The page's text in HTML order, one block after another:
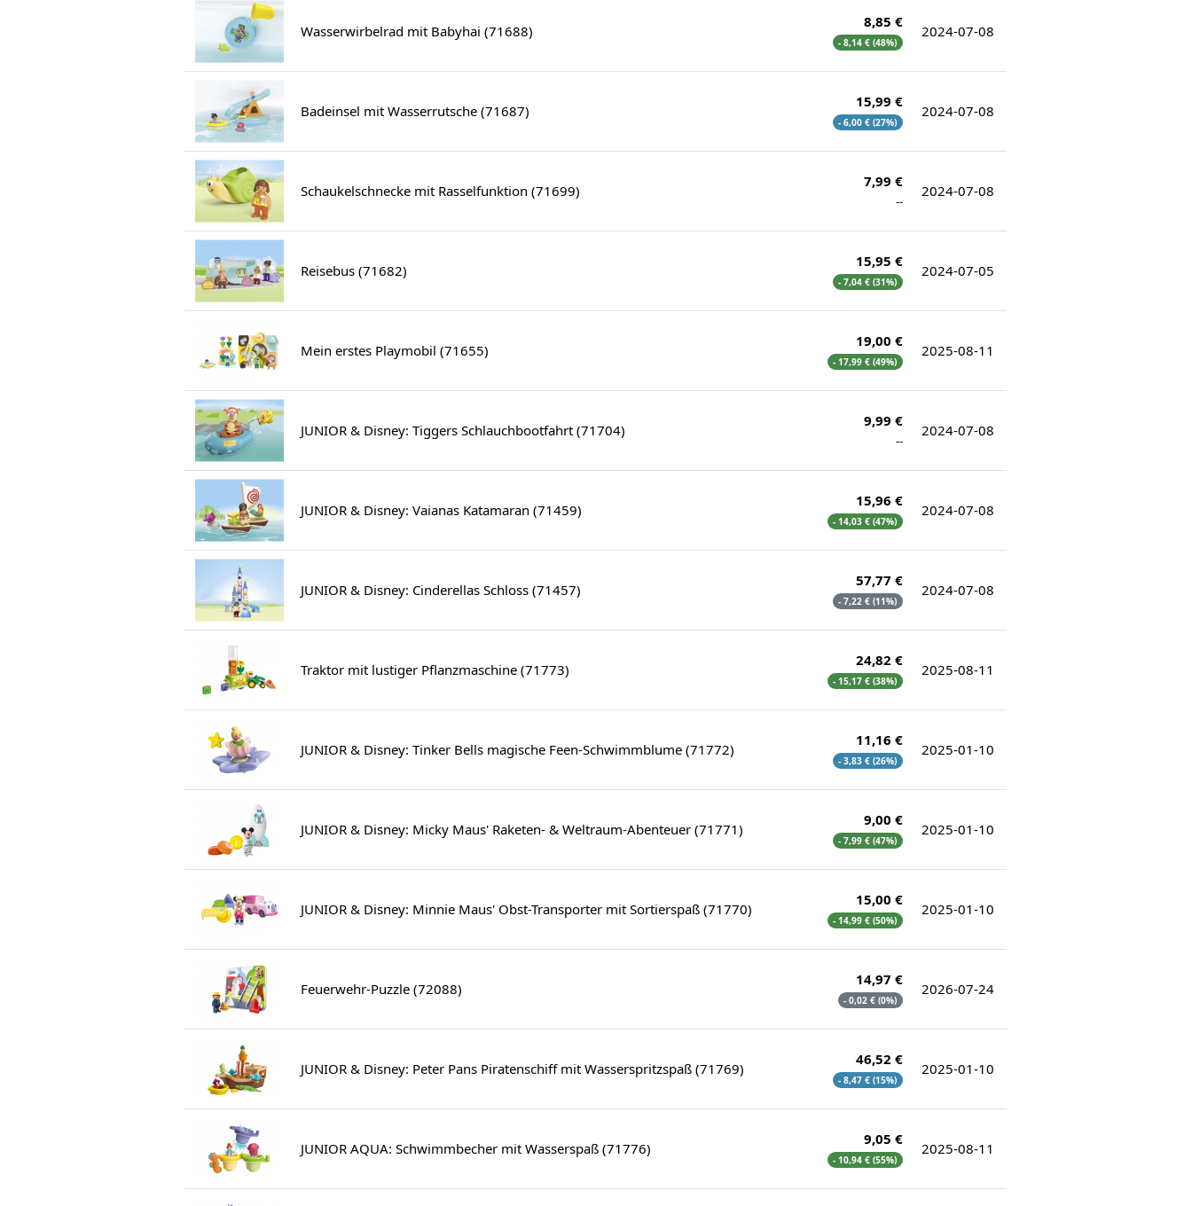
Wasserwirbelrad mit Babyhai (71688)
8,85 €
- 8,14 € (48%)
2024-07-08
Badeinsel mit Wasserrutsche (71687)
15,99 €
- 6,00 € (27%)
2024-07-08
Schaukelschnecke mit Rasselfunktion (71699)
7,99 €
--
2024-07-08
Reisebus (71682)
15,95 €
- 7,04 € (31%)
2024-07-05
Mein erstes Playmobil (71655)
19,00 €
- 17,99 € (49%)
2025-08-11
JUNIOR & Disney: Tiggers Schlauchbootfahrt (71704)
9,99 €
--
2024-07-08
JUNIOR & Disney: Vaianas Katamaran (71459)
15,96 €
- 14,03 € (47%)
2024-07-08
JUNIOR & Disney: Cinderellas Schloss (71457)
57,77 €
- 7,22 € (11%)
2024-07-08
Traktor mit lustiger Pflanzmaschine (71773)
24,82 €
- 15,17 € (38%)
2025-08-11
JUNIOR & Disney: Tinker Bells magische Feen-Schwimmblume (71772)
11,16 €
- 3,83 € (26%)
2025-01-10
JUNIOR & Disney: Micky Maus' Raketen- & Weltraum-Abenteuer (71771)
9,00 €
- 7,99 € (47%)
2025-01-10
JUNIOR & Disney: Minnie Maus' Obst-Transporter mit Sortierspaß (71770)
15,00 €
- 14,99 € (50%)
2025-01-10
Feuerwehr-Puzzle (72088)
14,97 €
- 0,02 € (0%)
2026-07-24
JUNIOR & Disney: Peter Pans Piratenschiff mit Wasserspritzspaß (71769)
46,52 €
- 8,47 € (15%)
2025-01-10
JUNIOR AQUA: Schwimmbecher mit Wasserspaß (71776)
9,05 €
- 10,94 € (55%)
2025-08-11